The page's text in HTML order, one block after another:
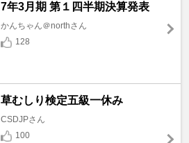
7年3月期 第１四半期決算発表
かんちゃん＠northさん
128
草むしり検定五級一休み
CSDJPさん
100